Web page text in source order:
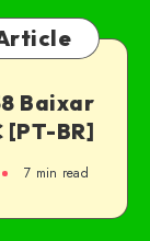
Baixar
[PT-BR]
7 min read